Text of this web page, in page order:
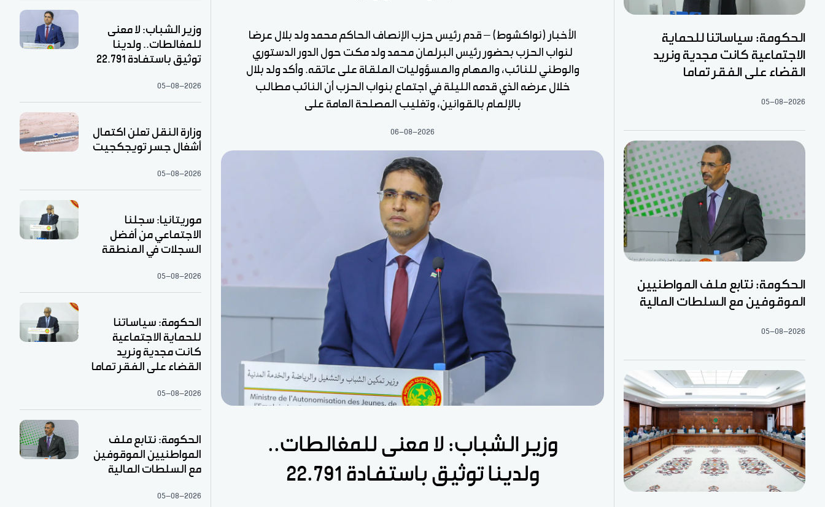
الحكومة: سياساتنا للحماية
الاجتماعية كانت مجدية ونريد
القضاء على الفقر تماما
05-08-2026
الحكومة: نتابع ملف المواطنيين
الموقوفين مع السلطات المالية
05-08-2026
الأخبار (نواكشوط) – قدم رئيس حزب الإنصاف الحاكم محمد ولد بلال عرضا
لنواب الحزب بحضور رئيس البرلمان محمد ولد مكت حول الدور الدستوري
والوطني للنائب، والمهام والمسؤوليات الملقاة على عاتقه. وأكد ولد بلال
خلال عرضه الذي قدمه الليلة في اجتماع بنواب الحزب أن النائب مطالب
بالإلمام بالقوانين، وتغليب المصلحة العامة على
06-08-2026
وزير الشباب: لا معنى للمغالطات..
ولدينا توثيق باستفادة 22.791
وزير الشباب: لا معنى
للمغالطات.. ولدينا
توثيق باستفادة 22.791
05-08-2026
وزارة النقل تعلن اكتمال
أشغال جسر تويجكجيت
05-08-2026
موريتانيا: سجلنا
الاجتماعي من أفضل
السجلات في المنطقة
05-08-2026
الحكومة: سياساتنا
للحماية الاجتماعية
كانت مجدية ونريد
القضاء على الفقر تماما
05-08-2026
الحكومة: نتابع ملف
المواطنيين الموقوفين
مع السلطات المالية
05-08-2026